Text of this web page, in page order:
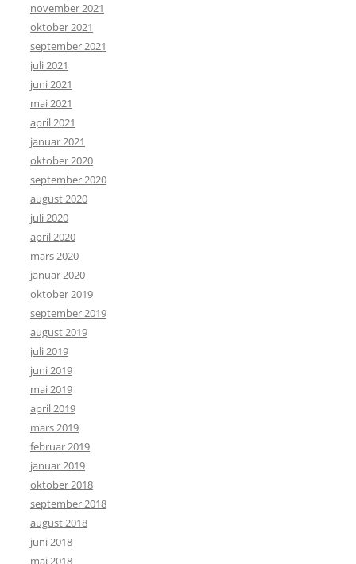
november 2021
oktober 2021
september 2021
juli 2021
juni 2021
mai 2021
april 2021
januar 2021
oktober 2020
september 2020
august 2020
juli 2020
april 2020
mars 2020
januar 2020
oktober 2019
september 2019
august 2019
juli 2019
juni 2019
mai 2019
april 2019
mars 2019
februar 2019
januar 2019
oktober 2018
september 2018
august 2018
juni 2018
mai 2018